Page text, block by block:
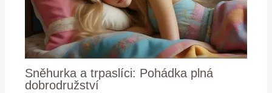
Sněhurka a trpaslíci: Pohádka plná
dobrodružství